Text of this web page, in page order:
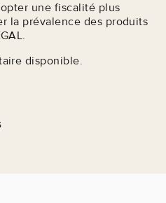
une fiscalité plus
la prévalence des produits
disponible.